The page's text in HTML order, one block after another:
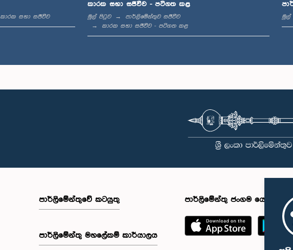
කාරක සභා සජීවීව
කාරක සභා සජීවීව - පටිගත කළ
මුල් පිටුව
පාර්ලිමේන්තුව සජීවීව
කාරක සභා සජීවීව - පටිගත කළ
මුල්
පාර්ලිමේන්තුවේ කටයුතු
පාර්ලිමේන්තු මහලේකම් කාර්යාලය
පාර්ලිමේන්තු ජංගම යෙදුම